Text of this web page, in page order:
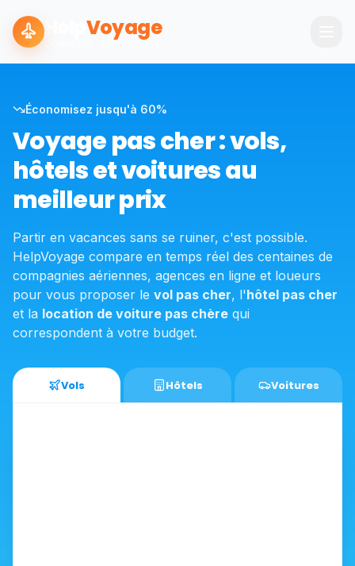
Voyage
Économisez jusqu'à 60%
Voyage pas cher : vols,
hôtels et voitures au
meilleur prix
Partir en vacances sans se ruiner, c'est possible.
HelpVoyage compare en temps réel des centaines de
compagnies aériennes, agences en ligne et loueurs
pour vous proposer le vol pas cher, l'hôtel pas cher
et la location de voiture pas chère qui
correspondent à votre budget.
Vols Hôtels Voitures